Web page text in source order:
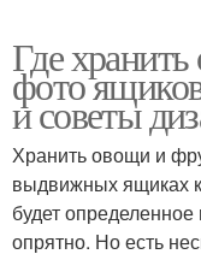
Мебель для
Ящик под
Где
фото
и советы
Хранить овощи и
выдвижных ящиках
будет
опрятно. Но есть